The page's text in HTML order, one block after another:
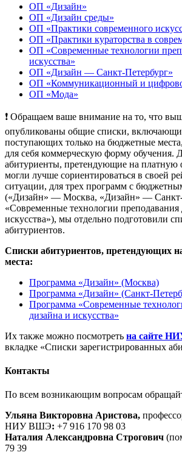
ОП «Дизайн»
ОП «Дизайн среды»
ОП «Практики современного
ОП «Практики кураторства в
ОП «Современные технологии
искусства»
ОП «Дизайн — Санкт-Петербург»
ОП «Коммуникационный и
ОП «Мода»
❗ Обращаем ваше внимание на то, что
опубликованы общие списки,
поступающих только на бюджетные
для себя коммерческую форму обучения.
абитуриенты, претендующие на платную
могли лучше сориентироваться в своей
ситуации, для трех программ с
(«Дизайн» — Москва, «Дизайн» — Санкт-
«Современные технологии преподавания
искусства»), мы отдельно подготовили
абитуриентов.
Списки абитуриентов, претендующих
места:
Программа «Дизайн» (Москва)
Программа «Дизайн» (Санкт-
Программа «Современные
дизайна и искусства»
Их также можно посмотреть на сайте
вкладке «Списки зарегистрированных
Контакты
По всем возникающим вопросам
Ульяна Викторовна Аристова,
НИУ ВШЭ: +7 916 170 98 03
Наталия Александровна Строгович
79 39